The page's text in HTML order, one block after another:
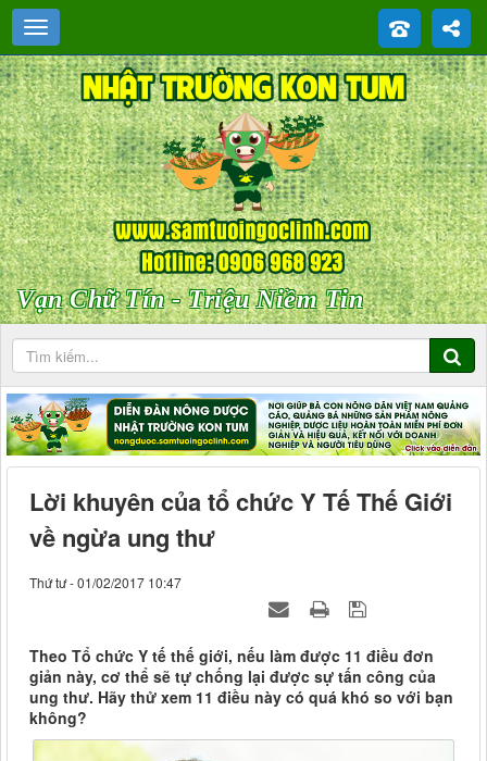
Vạn Chữ Tín - Triệu Niềm Tin
Lời khuyên của tổ chức Y Tế Thế Giới
về ngừa ung thư
Thứ tư - 01/02/2017 10:47
Theo Tổ chức Y tế thế giới, nếu làm được 11 điều đơn
giản này, cơ thể sẽ tự chống lại được sự tấn công của
ung thư. Hãy thử xem 11 điều này có quá khó so với bạn
không?